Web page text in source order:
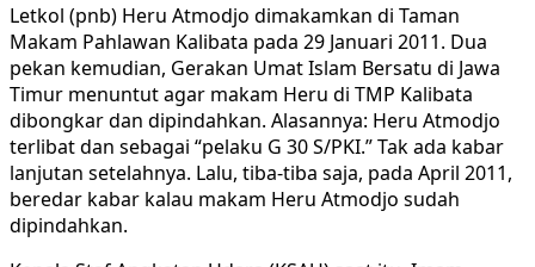
Letkol (pnb) Heru Atmodjo dimakamkan di Taman
Makam Pahlawan Kalibata pada 29 Januari 2011. Dua
pekan kemudian, Gerakan Umat Islam Bersatu di Jawa
Timur menuntut agar makam Heru di TMP Kalibata
dibongkar dan dipindahkan. Alasannya: Heru Atmodjo
terlibat dan sebagai “pelaku G 30 S/PKI.” Tak ada kabar
lanjutan setelahnya. Lalu, tiba-tiba saja, pada April 2011,
beredar kabar kalau makam Heru Atmodjo sudah
dipindahkan.